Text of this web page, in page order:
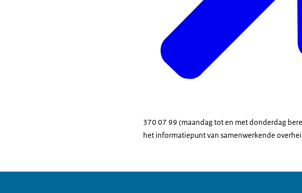
370 07 99 (maandag tot en met donderdag
het informatiepunt van samenwerkende